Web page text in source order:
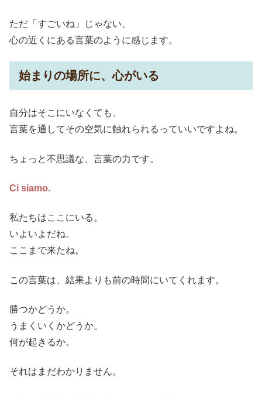
ただ「すごいね」じゃない、
心の近くにある言葉のように感じます。
始まりの場所に、心がいる
自分はそこにいなくても、
言葉を通してその空気に触れられるっていいですよね。
ちょっと不思議な、言葉の力です。
Ci siamo.
私たちはここにいる。
いよいよだね。
ここまで来たね。
この言葉は、結果よりも前の時間にいてくれます。
勝つかどうか。
うまくいくかどうか。
何が起きるか。
それはまだわかりません。